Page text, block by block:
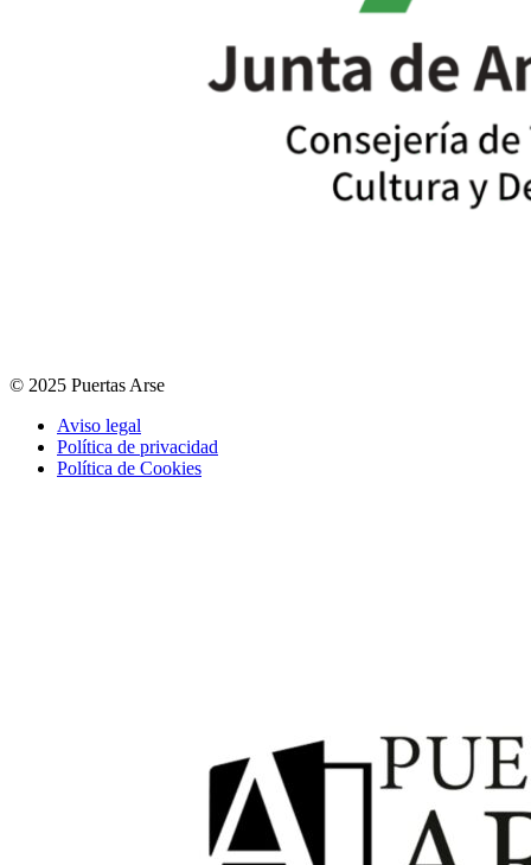
© 2025 Puertas Arse
Aviso legal
Política de privacidad
Política de Cookies